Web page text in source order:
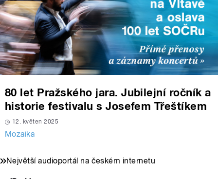
80 let Pražského jara. Jubilejní ročník a
historie festivalu s Josefem Třeštíkem
12. květen 2025
Mozaika
Největší audioportál na českém internetu